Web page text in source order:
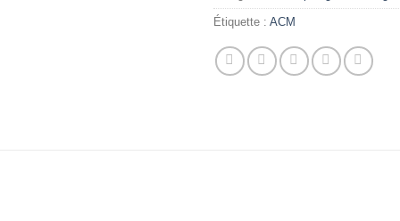
Étiquette : ACM